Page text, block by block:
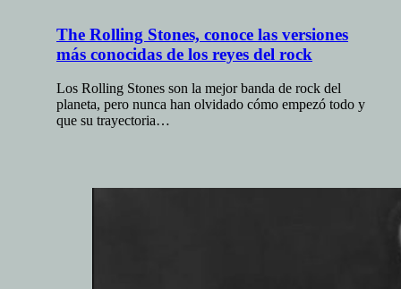
The Rolling Stones, conoce las versiones
más conocidas de los reyes del rock
Los Rolling Stones son la mejor banda de rock del
planeta, pero nunca han olvidado cómo empezó todo y
que su trayectoria…